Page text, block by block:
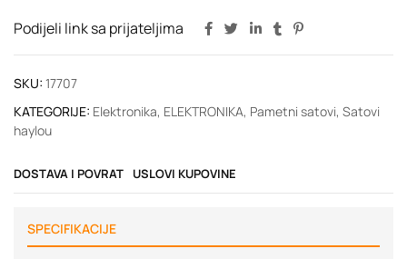
Podijeli link sa prijateljima
SKU: 17707
KATEGORIJE: Elektronika, ELEKTRONIKA, Pametni satovi, Satovi
haylou
DOSTAVA I POVRAT USLOVI KUPOVINE
SPECIFIKACIJE